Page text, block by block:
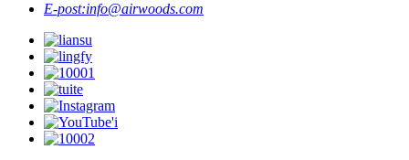
E-post:info@airwoods.com